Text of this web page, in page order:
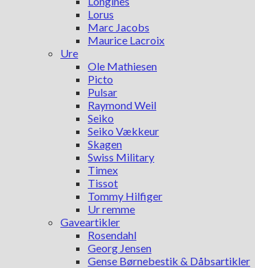
Lorus
Marc Jacobs
Maurice Lacroix
Ure
Ole Mathiesen
Picto
Pulsar
Raymond Weil
Seiko
Seiko Vækkeur
Skagen
Swiss Military
Timex
Tissot
Tommy Hilfiger
Ur remme
Gaveartikler
Rosendahl
Georg Jensen
Gense Børnebestik & Dåbsartikler